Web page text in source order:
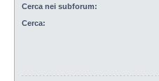
Cerca nei subforum:
Cerca: